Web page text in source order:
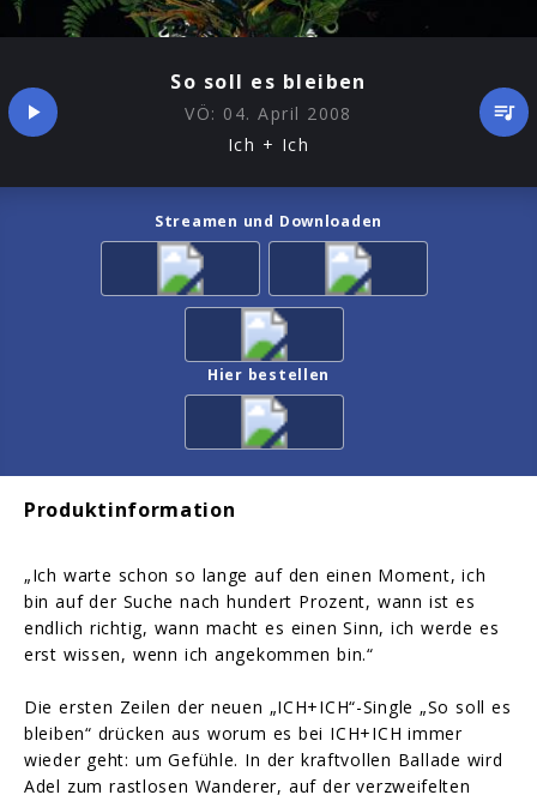
So soll es bleiben
VÖ: 04. April 2008
Ich + Ich
Streamen und Downloaden
Hier bestellen
Produktinformation
„Ich warte schon so lange auf den einen Moment, ich
bin auf der Suche nach hundert Prozent, wann ist es
endlich richtig, wann macht es einen Sinn, ich werde es
erst wissen, wenn ich angekommen bin.“
Die ersten Zeilen der neuen „ICH+ICH“-Single „So soll es
bleiben“ drücken aus worum es bei ICH+ICH immer
wieder geht: um Gefühle. In der kraftvollen Ballade wird
Adel zum rastlosen Wanderer, auf der verzweifelten